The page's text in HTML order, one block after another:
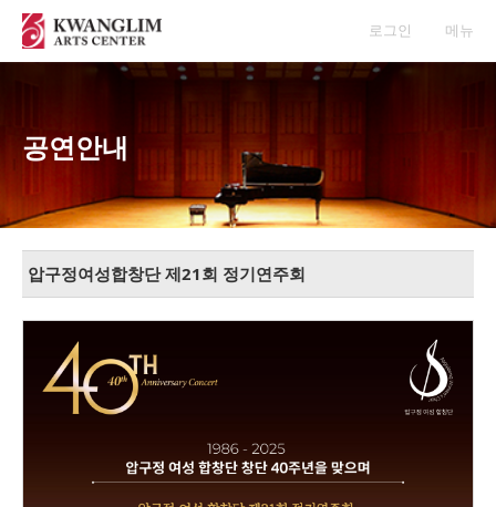
로그인 메뉴
공연안내
압구정여성합창단 제21회 정기연주회